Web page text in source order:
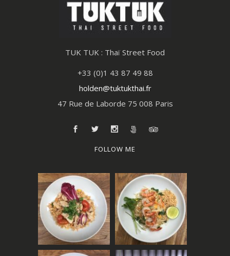
TUK TUK : Thaï Street Food
+33 (0)1 43 87 49 88
holden@tuktukthai.fr
47 Rue de Laborde 75 008 Paris
FOLLOW ME